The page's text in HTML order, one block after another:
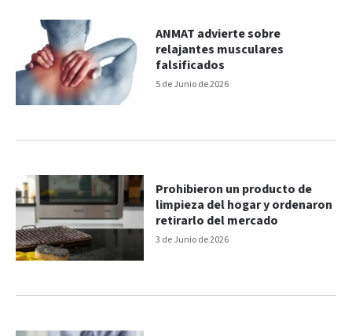
5 de Junio de 2026
ANMAT advierte sobre
relajantes musculares
falsificados
3 de Junio de 2026
Prohibieron un producto de
limpieza del hogar y ordenaron
retirarlo del mercado